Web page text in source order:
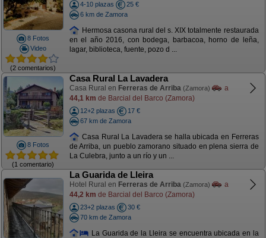
8 Fotos
Video
(2 comentarios)
4-10 plazas
25 €
6 km de Zamora
Hermosa casona rural del s. XIX totalmente restaurada
en el año 2016, con bodega, barbacoa, horno de leña,
lagar, biblioteca, fuente, pozo d ...
8 Fotos
(1 comentario)
Casa Rural La Lavadera
Casa Rural en Ferreras de Arriba (Zamora)
a
44,1 km de Barcial del Barco (Zamora)
12+2 plazas
17 €
67 km de Zamora
Casa Rural La Lavadera se halla ubicada en Ferreras
de Arriba, un pueblo zamorano situado en plena sierra de
La Culebra, junto a un río y un ...
La Guarida de Lleira
Hotel Rural en Ferreras de Arriba (Zamora)
a
44,2 km de Barcial del Barco (Zamora)
23+2 plazas
30 €
70 km de Zamora
La Guarida de la Lleira se encuentra ubicada en la